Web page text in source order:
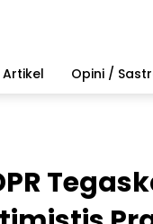
Artikel Opini /